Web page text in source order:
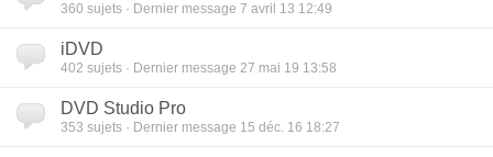
360 sujets · Dernier message 7 avril 13 12:49
iDVD
402 sujets · Dernier message 27 mai 19 13:58
DVD Studio Pro
353 sujets · Dernier message 15 déc. 16 18:27